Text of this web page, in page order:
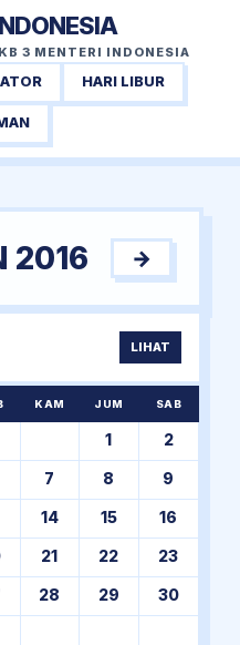
3 MENTERI INDONESIA
HARI LIBUR
2016 →
LIHAT
KAM JUM SAB
1 2
7 8 9
14 15 16
21 22 23
28 29 30